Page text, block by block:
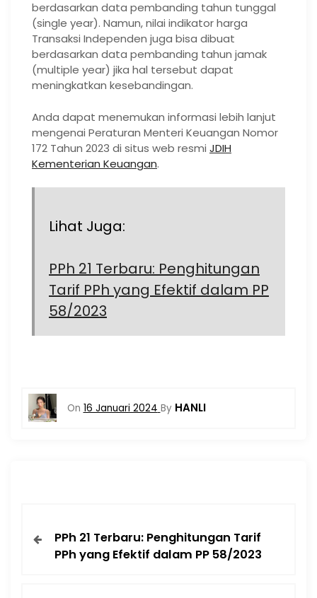
berdasarkan data pembanding tahun tunggal
(single year). Namun, nilai indikator harga
Transaksi Independen juga bisa dibuat
berdasarkan data pembanding tahun jamak
(multiple year) jika hal tersebut dapat
meningkatkan kesebandingan.
Anda dapat menemukan informasi lebih lanjut
mengenai Peraturan Menteri Keuangan Nomor
172 Tahun 2023 di situs web resmi JDIH
Kementerian Keuangan.
Lihat Juga:
PPh 21 Terbaru: Penghitungan
Tarif PPh yang Efektif dalam PP
58/2023
On 16 Januari 2024 By HANLI
PPh 21 Terbaru: Penghitungan Tarif
PPh yang Efektif dalam PP 58/2023